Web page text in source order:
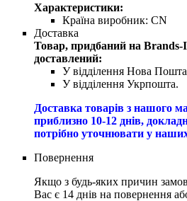
Характеристики:
Країна виробник: CN
Доставка
Товар, придбаний на
доставлений:
У відділення Нова
У відділення Укрпошта.
Доставка товарів з нашого
приблизно 10-12 днів,
потрібно уточнювати у
Повернення
Якщо з будь-яких причин
Вас є 14 днів на повернення